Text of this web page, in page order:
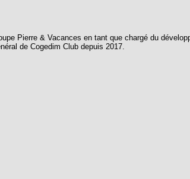
Pierre & Vacances en tant que chargé du
de Cogedim Club depuis 2017.